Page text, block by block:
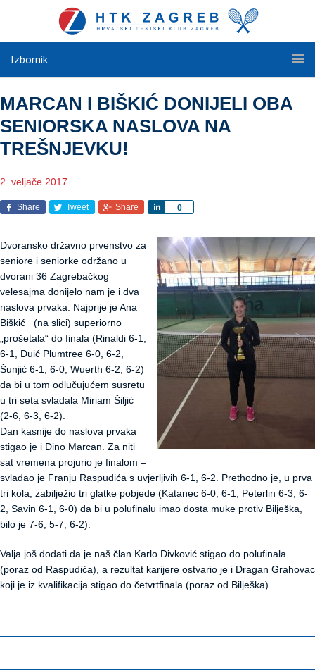
Izbornik
MARCAN I BIŠKIĆ DONIJELI OBA
SENIORSKA NASLOVA NA
TREŠNJEVKU!
2. veljače 2017.
Share Tweet Share 0
Share
Dvoransko državno prvenstvo za
seniore i seniorke održano u
dvorani 36 Zagrebačkog
velesajma donijelo nam je i dva
naslova prvaka. Najprije je Ana
Biškić (na slici) superiorno
„prošetala“ do finala (Rinaldi 6-1,
6-1, Duić Plumtree 6-0, 6-2,
Šunjić 6-1, 6-0, Wuerth 6-2, 6-2)
da bi u tom odlučujućem susretu
u tri seta svladala Miriam Šiljić
(2-6, 6-3, 6-2).
Dan kasnije do naslova prvaka
stigao je i Dino Marcan. Za niti
sat vremena projurio je finalom –
svladao je Franju Raspudića s uvjerljivih 6-1, 6-2. Prethodno je, u prva
tri kola, zabilježio tri glatke pobjede (Katanec 6-0, 6-1, Peterlin 6-3, 6-
2, Savin 6-1, 6-0) da bi u polufinalu imao dosta muke protiv Bilješka,
bilo je 7-6, 5-7, 6-2).
Valja još dodati da je naš član Karlo Divković stigao do polufinala
(poraz od Raspudića), a rezultat karijere ostvario je i Dragan Grahovac
koji je iz kvalifikacija stigao do četvrtfinala (poraz od Bilješka).